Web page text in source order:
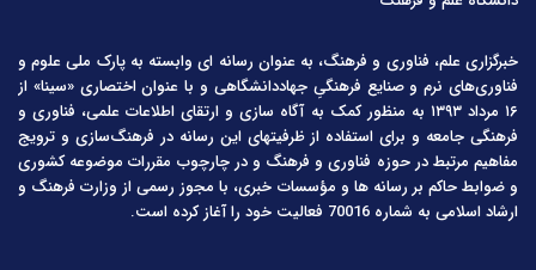
خبرگزاری علم، فناوری و فرهنگ، به عنوان رسانه ای وابسته به پارک ملی علوم و
فناوری‌های نرم و صنایع فرهنگیِ جهاددانشگاهی و با عنوان اختصاری «سینا» از
۱۶ مرداد ۱۳۹۳ به منظور کمک به آگاه سازی و ارتقای اطلاعات علمی، فناوری و
فرهنگی جامعه و برای استفاده از ظرفیتهای این رسانه در فرهنگ‌سازی و ترویج
مفاهیم مرتبط در حوزه فناوری و فرهنگ و در چارچوب مقررات موضوعه کشوری
و ضوابط حاکم بر رسانه ها و مؤسسات خبری، با مجوز رسمی از وزارت فرهنگ و
ارشاد اسلامی به شماره 70016 فعالیت خود را آغاز کرده است.